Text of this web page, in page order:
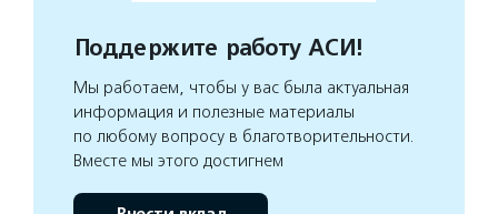
Поддержите работу АСИ!
Мы работаем, чтобы у вас была актуальная
информация и полезные материалы
по любому вопросу в благотворительности.
Вместе мы этого достигнем